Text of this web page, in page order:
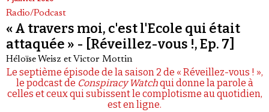
Radio/Podcast
« A travers moi, c'est l'Ecole qui était
attaquée » - [Réveillez-vous !, Ep. 7]
Héloïse Weisz et Victor Mottin
Le septième épisode de la saison 2 de « Réveillez-vous ! »,
le podcast de Conspiracy Watchqui donne la parole à
celles et ceux qui subissent le complotisme au quotidien,
est en ligne.